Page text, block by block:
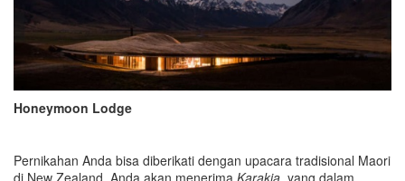
Honeymoon Lodge
Pernikahan Anda bisa diberikati dengan upacara tradisional Maori